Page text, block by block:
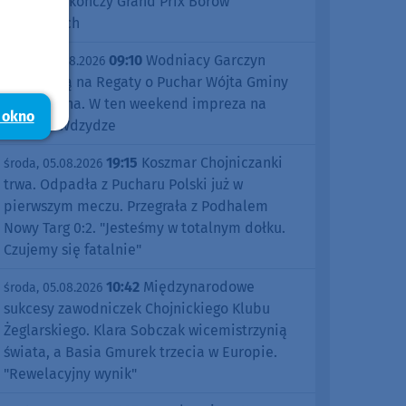
Tucholskich
piątek, 07.08.2026 09:10 Wodniacy Garczyn
zapraszają na Regaty o Puchar Wójta Gminy
Kościerzyna. W ten weekend impreza na
jeziorze Wdzydze
środa, 05.08.2026 19:15 Koszmar Chojniczanki
trwa. Odpadła z Pucharu Polski już w
pierwszym meczu. Przegrała z Podhalem
Nowy Targ 0:2. "Jesteśmy w totalnym dołku.
Czujemy się fatalnie"
środa, 05.08.2026 10:42 Międzynarodowe
sukcesy zawodniczek Chojnickiego Klubu
Żeglarskiego. Klara Sobczak wicemistrzynią
świata, a Basia Gmurek trzecia w Europie.
"Rewelacyjny wynik"